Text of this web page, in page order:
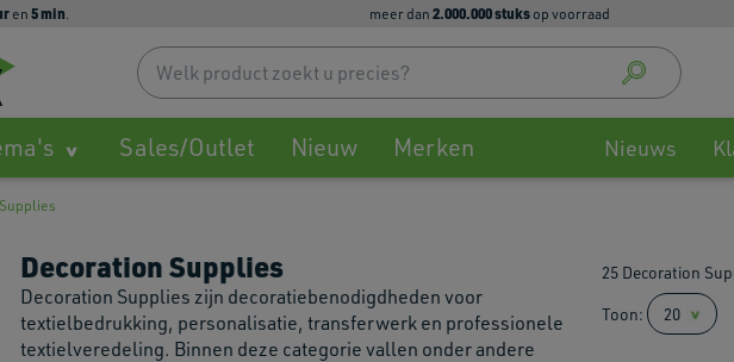
en 5min. meer dan 2.000.000 stuksop voorraad
up
down
to
Press
enter
to
Sales/Outlet Nieuw Merken Nieuws
25 Decoration
Toon:
Decoration Supplies
Decoration Supplies zijn decoratiebenodigdheden voor
textielbedrukking, personalisatie, transferwerk en professionele
textielveredeling. Binnen deze categorie vallen onder andere